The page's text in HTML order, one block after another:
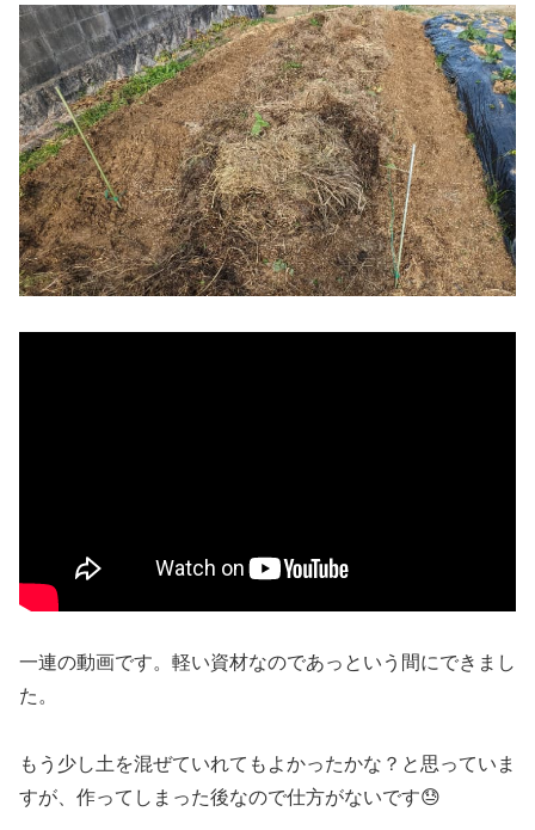
一連の動画です。軽い資材なのであっという間にできまし
た。
もう少し土を混ぜていれてもよかったかな？と思っていま
すが、作ってしまった後なので仕方がないです😓